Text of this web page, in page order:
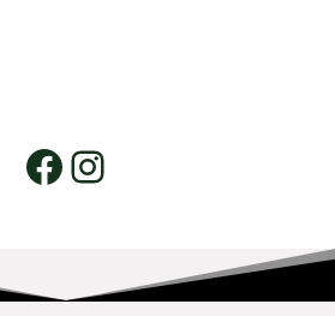
Facebook
Instagram